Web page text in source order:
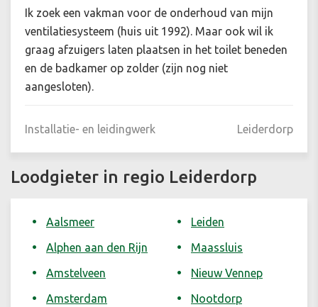
Ik zoek een vakman voor de onderhoud van mijn
ventilatiesysteem (huis uit 1992). Maar ook wil ik
graag afzuigers laten plaatsen in het toilet beneden
en de badkamer op zolder (zijn nog niet
aangesloten).
Installatie- en leidingwerk Leiderdorp
Loodgieter in regio Leiderdorp
Aalsmeer
Alphen aan den Rijn
Amstelveen
Amsterdam
Leiden
Maassluis
Nieuw Vennep
Nootdorp